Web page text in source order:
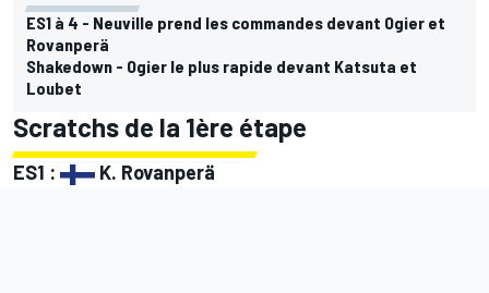
ES1 à 4 - Neuville prend les commandes devant Ogier et
Rovanperä
Shakedown - Ogier le plus rapide devant Katsuta et
Loubet
Scratchs de la 1ère étape
ES1 : K. Rovanperä